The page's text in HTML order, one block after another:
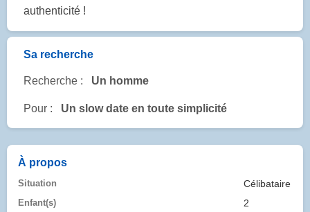
authenticité !
Sa recherche
Recherche : Un homme
Pour : Un slow date en toute simplicité
À propos
Situation Célibataire
Enfant(s) 2